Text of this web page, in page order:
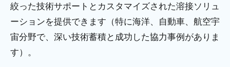
絞った技術サポートとカスタマイズされた溶接ソリュ
ーションを提供できます（特に海洋、自動車、航空宇
宙分野で、深い技術蓄積と成功した協力事例がありま
す）。